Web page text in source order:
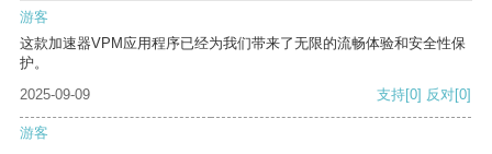
游客
这款加速器VPM应用程序已经为我们带来了无限的流畅体验和安全性保
护。
2025-09-09
支持[0] 反对[0]
游客